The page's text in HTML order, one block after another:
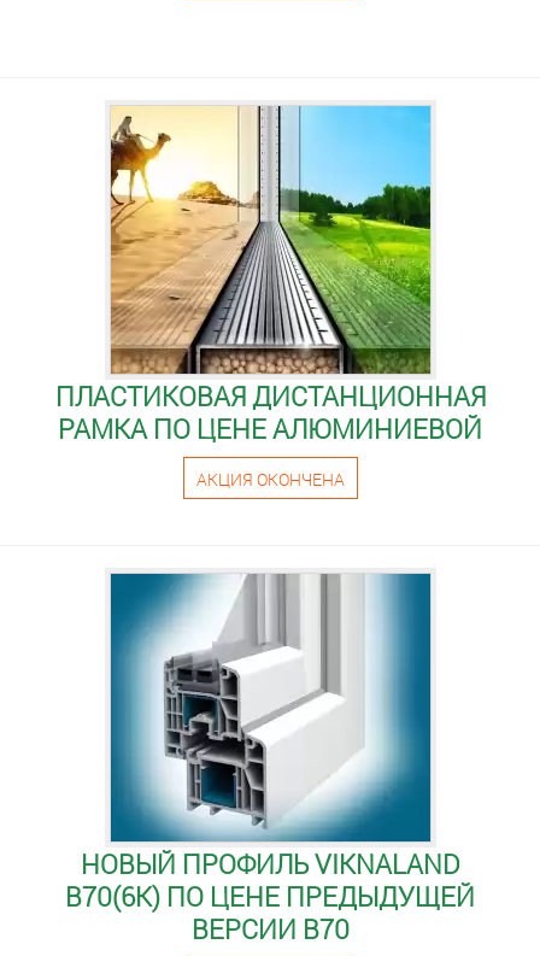
ПЛАСТИКОВАЯ ДИСТАНЦИОННАЯ
РАМКА ПО ЦЕНЕ АЛЮМИНИЕВОЙ
АКЦИЯ ОКОНЧЕНА
НОВЫЙ ПРОФИЛЬ VIKNALAND
B70(6K) ПО ЦЕНЕ ПРЕДЫДУЩЕЙ
ВЕРСИИ B70